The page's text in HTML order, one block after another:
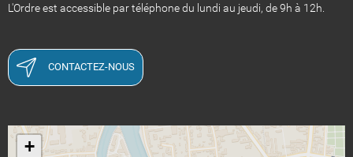
​​​​​​​L'Ordre est accessible par téléphone du lundi au jeudi, de 9h à 12h.
CONTACTEZ-NOUS
+